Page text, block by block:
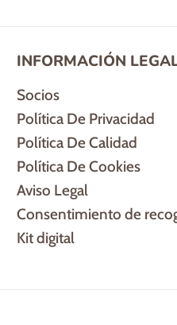
INFORMACIÓN
Socios
Política De Privacidad
Política De Calidad
Política De Cookies
Aviso Legal
Consentimiento de
Kit digital